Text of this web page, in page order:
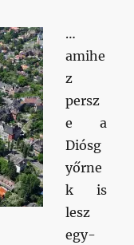
…
amihe
z
persz
e a
Diósg
yőrne
k is
lesz
egy-